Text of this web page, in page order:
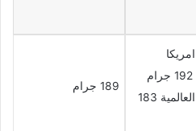
النسخة العالمية 183
189 جرام